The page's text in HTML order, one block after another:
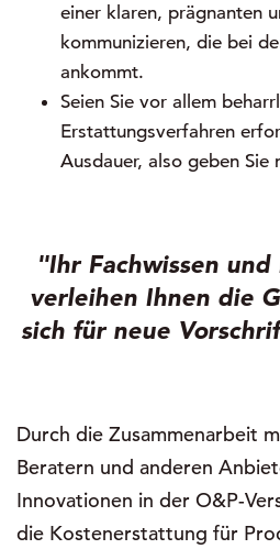
einer klaren, prägnanten
kommunizieren, die bei
ankommt.
Seien Sie vor allem
Erstattungsverfahren
Ausdauer, also geben Sie
"Ihr Fachwissen und
verleihen Ihnen die
sich für neue
Durch die Zusammenarbeit
Beratern und anderen
Innovationen in der O&P-
die Kostenerstattung für